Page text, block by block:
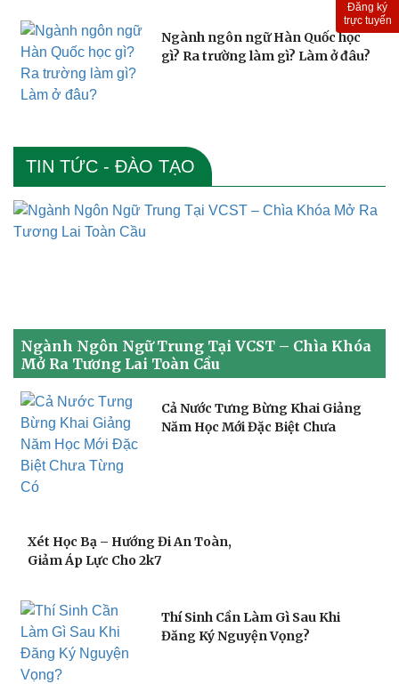
Ngành ngôn ngữ Hàn Quốc học
gì? Ra trường làm gì? Làm ở đâu?
TIN TỨC - ĐÀO TẠO
Ngành Ngôn Ngữ Trung Tại VCST – Chìa Khóa
Mở Ra Tương Lai Toàn Cầu
Cả Nước Tưng Bừng Khai Giảng
Năm Học Mới Đặc Biệt Chưa
Xét Học Bạ – Hướng Đi An Toàn,
Giảm Áp Lực Cho 2k7
Thí Sinh Cần Làm Gì Sau Khi
Đăng Ký Nguyện Vọng?
Đăng ký
trực tuyến